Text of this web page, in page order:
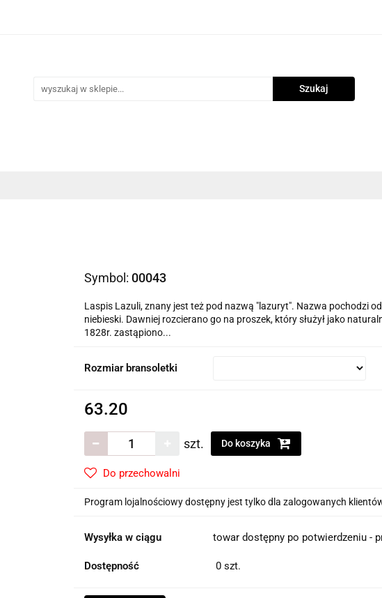
Symbol: 00043
Laspis Lazuli, znany jest też pod nazwą "lazuryt". Nazwa pochodzi
niebieski. Dawniej rozcierano go na proszek, który służył jako
1828r. zastąpiono...
Rozmiar bransoletki
63.20
szt. Do koszyka
Do przechowalni
Program lojalnościowy dostępny jest tylko dla zalogowanych
Wysyłka w ciągu towar dostępny po potwierdzeniu -
Dostępność 0 szt.